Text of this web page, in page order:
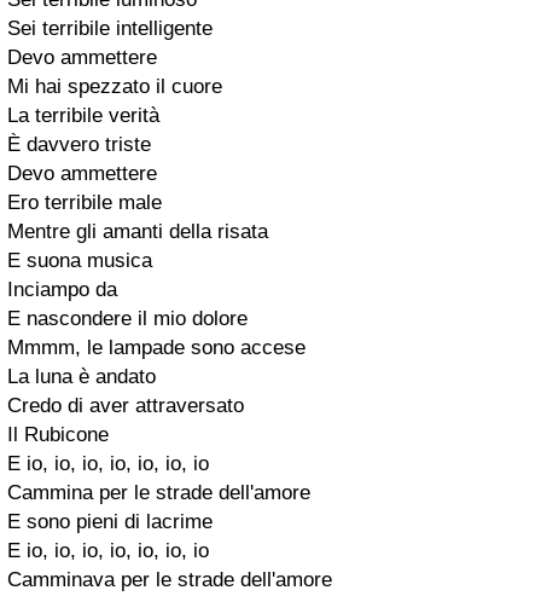
Sei terribile intelligente
Devo ammettere
Mi hai spezzato il cuore
La terribile verità
È davvero triste
Devo ammettere
Ero terribile male
Mentre gli amanti della risata
E suona musica
Inciampo da
E nascondere il mio dolore
Mmmm, le lampade sono accese
La luna è andato
Credo di aver attraversato
Il Rubicone
E io, io, io, io, io, io, io
Cammina per le strade dell'amore
E sono pieni di lacrime
E io, io, io, io, io, io, io
Camminava per le strade dell'amore